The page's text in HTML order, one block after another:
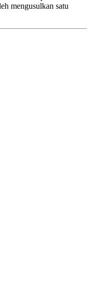
mengusulkan satu